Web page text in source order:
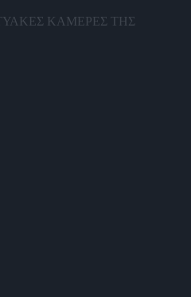
ΚΑΜΕΡΕΣ ΤΗΣ